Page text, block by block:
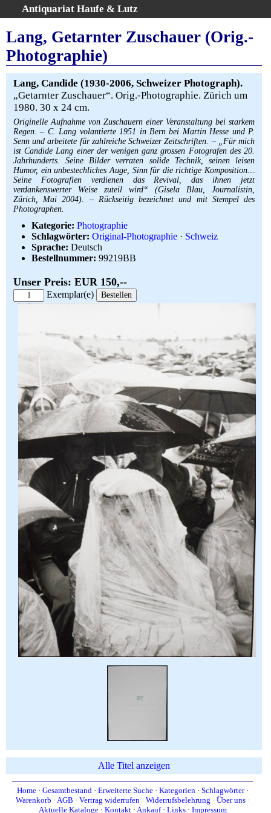
Antiquariat Haufe & Lutz
Home
Gesamtbestand
Erweiterte Suche
Kategorien
Schlagwörter
Warenkorb
AGB
Widerruf
Über uns
Aktuelle Kataloge
Kontakt
Ankauf
Links
Impressum
Lang, Getarnter Zuschauer (Orig.-
Photographie)
Lang, Candide (1930-2006, Schweizer Photograph).
„Getarnter Zuschauer“. Orig.-Photographie. Zürich um
1980. 30 x 24 cm.
Originelle Aufnahme von Zuschauern einer Veranstaltung bei starkem
Regen. – C. Lang volantierte 1951 in Bern bei Martin Hesse und P.
Senn und arbeitete für zahlreiche Schweizer Zeitschriften. – „Für mich
ist Candide Lang einer der wenigen ganz grossen Fotografen des 20.
Jahrhunderts. Seine Bilder verraten solide Technik, seinen leisen
Humor, ein unbestechliches Auge, Sinn für die richtige Komposition…
Seine Fotografien verdienen das Revival, das ihnen jetzt
verdankenswerter Weise zuteil wird“ (Gisela Blau, Journalistin,
Zürich, Mai 2004). – Rückseitig bezeichnet und mit Stempel des
Photographen.
Kategorie: Photographie
Schlagwörter: Original-Photographie · Schweiz
Sprache: Deutsch
Bestellnummer: 99219BB
Unser Preis: EUR 150,--
Exemplar(e)
Alle Titel anzeigen
Home· Gesamtbestand· Erweiterte Suche· Kategorien· Schlagwörter·
Warenkorb · AGB · Vertrag widerrufen· Widerrufsbelehrung · Über uns·
Aktuelle Kataloge· Kontakt· Ankauf· Links· Impressum